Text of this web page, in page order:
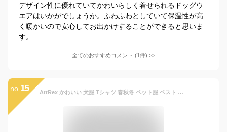
デザイン性に優れていてかわいらしく着せられるドッグウ
エアはいかがでしょうか。ふわふわとしていて保温性が高
く暖かいので安心してお出かけすることができると思いま
す。
全てのおすすめコメント (1件) >
no. 15 AttRex かわいい 犬服 Tシャツ 春秋冬 ペット服 ベスト ダウン 裏起毛 厚い ドッグウェア パーカー 防寒 暖かい 小中型犬 猫 洋服 ボタンタイプ 軽量 着脱簡単 户外 お散歩 (M, グリーン)